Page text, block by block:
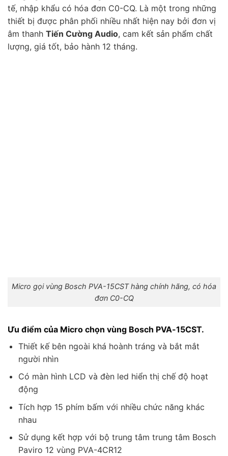
tế, nhập khẩu có hóa đơn C0-CQ. Là một trong những
thiết bị được phân phối nhiều nhất hiện nay bởi đơn vị
âm thanh Tiến Cường Audio, cam kết sản phẩm chất
lượng, giá tốt, bảo hành 12 tháng.
Micro gọi vùng Bosch PVA-15CST hàng chính hãng, có hóa
đơn C0-CQ
Ưu điểm của Micro chọn vùng Bosch PVA-15CST.
Thiết kế bên ngoài khá hoành tráng và bắt mắt
người nhìn
Có màn hình LCD và đèn led hiển thị chế độ hoạt
động
Tích hợp 15 phím bấm với nhiều chức năng khác
nhau
Sử dụng kết hợp với bộ trung tâm trung tâm Bosch
Paviro 12 vùng PVA-4CR12